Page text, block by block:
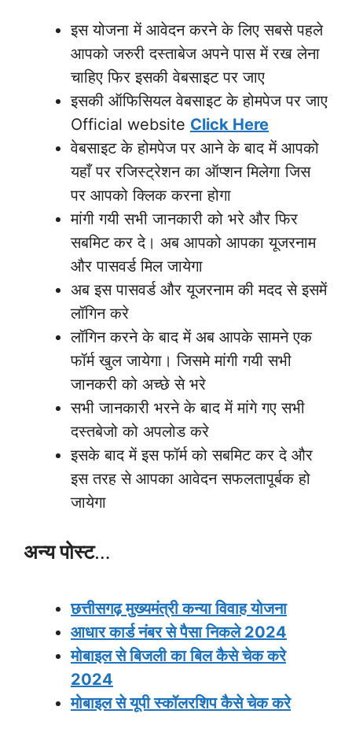
इस योजना में आवेदन करने के लिए सबसे पहले
आपको जरुरी दस्ताबेज अपने पास में रख लेना
चाहिए फिर इसकी वेबसाइट पर जाए
इसकी ऑफिसियल वेबसाइट के होमपेज पर जाए
Official website Click Here
वेबसाइट के होमपेज पर आने के बाद में आपको
यहाँ पर रजिस्ट्रेशन का ऑप्शन मिलेगा जिस
पर आपको क्लिक करना होगा
मांगी गयी सभी जानकारी को भरे और फिर
सबमिट कर दे। अब आपको आपका यूजरनाम
और पासवर्ड मिल जायेगा
अब इस पासवर्ड और यूजरनाम की मदद से इसमें
लॉगिन करे
लॉगिन करने के बाद में अब आपके सामने एक
फॉर्म खुल जायेगा। जिसमे मांगी गयी सभी
जानकरी को अच्छे से भरे
सभी जानकारी भरने के बाद में मांगे गए सभी
दस्तबेजो को अपलोड करे
इसके बाद में इस फॉर्म को सबमिट कर दे और
इस तरह से आपका आवेदन सफलतापूर्बक हो
जायेगा
अन्य पोस्ट…
छत्तीसगढ़ मुख्यमंत्री कन्या विवाह योजना
आधार कार्ड नंबर से पैसा निकले 2024
मोबाइल से बिजली का बिल कैसे चेक करे
2024
मोबाइल से यूपी स्कॉलरशिप कैसे चेक करे